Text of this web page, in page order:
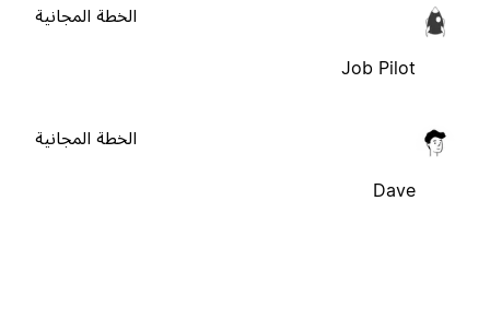
Job Pilot
الخطة المجانية
Dave
الخطة المجانية